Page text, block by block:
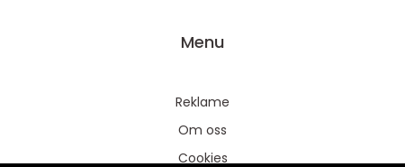
Menu
Reklame
Om oss
Cookies